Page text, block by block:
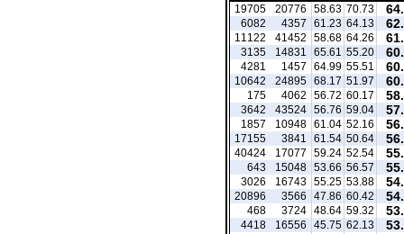
70.73
58.63
20776
19705
64.13
61.23
4357
6082
64.26
58.68
41452
11122
55.20
65.61
14831
3135
55.51
64.99
1457
4281
51.97
68.17
24895
10642
60.17
56.72
4062
175
59.04
56.76
43524
3642
52.16
61.04
10948
1857
50.64
61.54
3841
17155
52.54
59.24
17077
40424
56.57
53.66
15048
643
53.88
55.25
16743
3026
60.42
47.86
3566
20896
59.32
48.64
3724
468
62.13
45.75
16556
4418